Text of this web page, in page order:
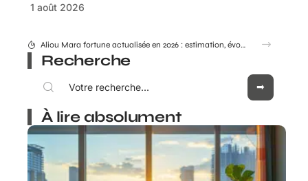
1 août 2026
Crédit Agricole Nord Midi pyrénée : tous les services digitaux à portée de main
Recherche
À lire absolument